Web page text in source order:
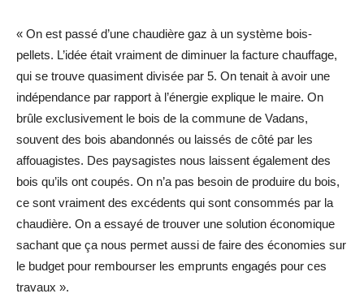
« On est passé d’une chaudière gaz à un système bois-
pellets. L’idée était vraiment de diminuer la facture chauffage,
qui se trouve quasiment divisée par 5. On tenait à avoir une
indépendance par rapport à l’énergie explique le maire. On
brûle exclusivement le bois de la commune de Vadans,
souvent des bois abandonnés ou laissés de côté par les
affouagistes. Des paysagistes nous laissent également des
bois qu’ils ont coupés. On n’a pas besoin de produire du bois,
ce sont vraiment des excédents qui sont consommés par la
chaudière. On a essayé de trouver une solution économique
sachant que ça nous permet aussi de faire des économies sur
le budget pour rembourser les emprunts engagés pour ces
travaux ».